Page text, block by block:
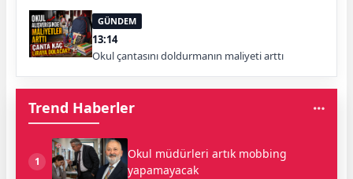
GÜNDEM
13:14
Okul çantasını doldurmanın maliyeti arttı
Trend Haberler
1
Okul müdürleri artık mobbing
yapamayacak